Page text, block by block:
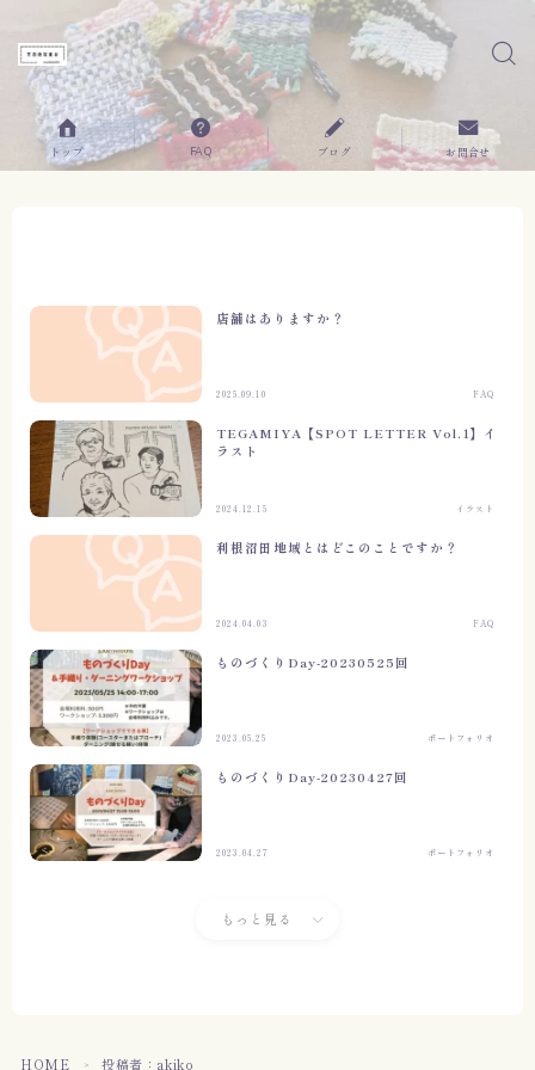
トップ FAQ ブログ お問合せ
店舗はありますか？
2025.09.10 FAQ
TEGAMIYA【SPOT LETTER Vol.1】イ
ラスト
2024.12.15 イラスト
利根沼田地域とはどこのことですか？
2024.04.03 FAQ
ものづくりDay-20230525回
2023.05.25 ポートフォリオ
ものづくりDay-20230427回
2023.04.27 ポートフォリオ
もっと見る
HOME ＞ 投稿者：akiko